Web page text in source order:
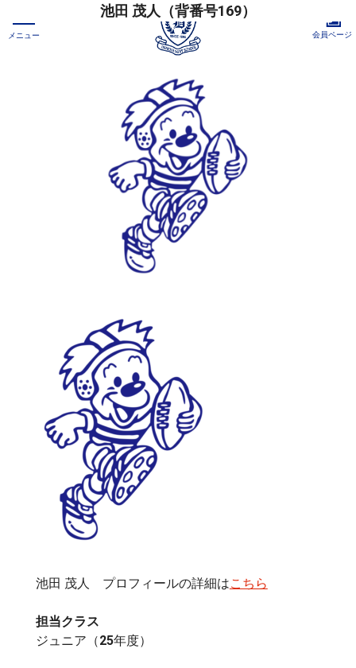
メニュー 会員ページ
池田 茂人 プロフィールの詳細はこちら
担当クラス
ジュニア（25年度）
池田 茂人（背番号169）